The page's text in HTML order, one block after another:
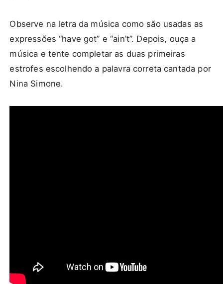
Observe na letra da música como são usadas as
expressões “have got” e “ain’t”. Depois, ouça a
música e tente completar as duas primeiras
estrofes escolhendo a palavra correta cantada por
Nina Simone.